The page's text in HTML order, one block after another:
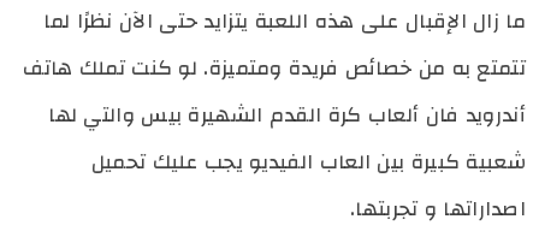
ما زال الإقبال على هذه اللعبة يتزايد حتى الآن نظرًا لما
تتمتع به من خصائص فريدة ومتميزة. لو كنت تملك هاتف
أندرويد فان ألعاب كرة القدم الشهيرة بيس والتي لها
شعبية كبيرة بين العاب الفيديو يجب عليك تحميل
اصداراتها و تجربتها.